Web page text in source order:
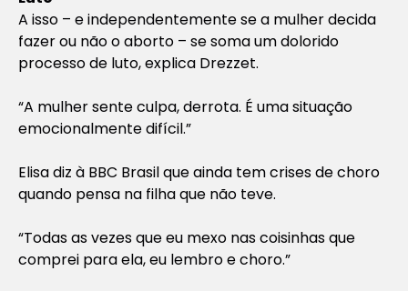
A isso – e independentemente se a mulher decida
fazer ou não o aborto – se soma um dolorido
processo de luto, explica Drezzet.
“A mulher sente culpa, derrota. É uma situação
emocionalmente difícil.”
Elisa diz à BBC Brasil que ainda tem crises de choro
quando pensa na filha que não teve.
“Todas as vezes que eu mexo nas coisinhas que
comprei para ela, eu lembro e choro.”